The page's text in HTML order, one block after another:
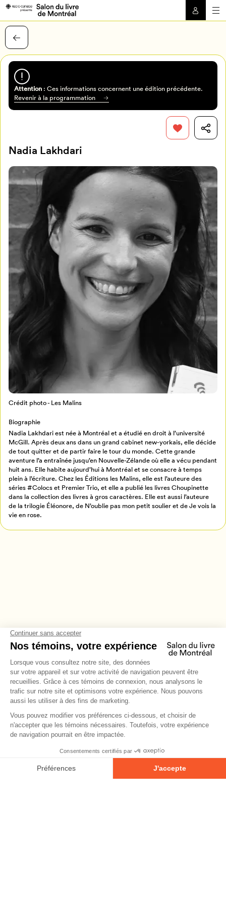
Mon Salon
Programmation
Billetterie
Retour à l’accueil
Attention: Ces informations concernent une édition précédente.
Revenir à la programmation
Nadia Lakhdari
Crédit photo - Les Malins
Biographie
Nadia Lakhdari est née à Montréal et a étudié en droit à l’université
McGill. Après deux ans dans un grand cabinet new-yorkais, elle décide
de tout quitter et de partir faire le tour du monde. Cette grande
aventure l’a entraînée jusqu’en Nouvelle-Zélande où elle a vécu pendant
huit ans. Elle habite aujourd’hui à Montréal et se consacre à temps
plein à l’écriture. Chez les Éditions les Malins, elle est l’auteure des
séries #Colocs et Premier Trio, et elle a publié les livres Choupinette
dans la collection des livres à gros caractères. Elle est aussi l’auteure
de la trilogie Éléonore, de N’oublie pas mon petit soulier et de Je vois la
vie en rose.
Pour enregistrer vos favoris,
connectez-vous ou créez votre profil
Mon Salon
Créer un profil
Annuler